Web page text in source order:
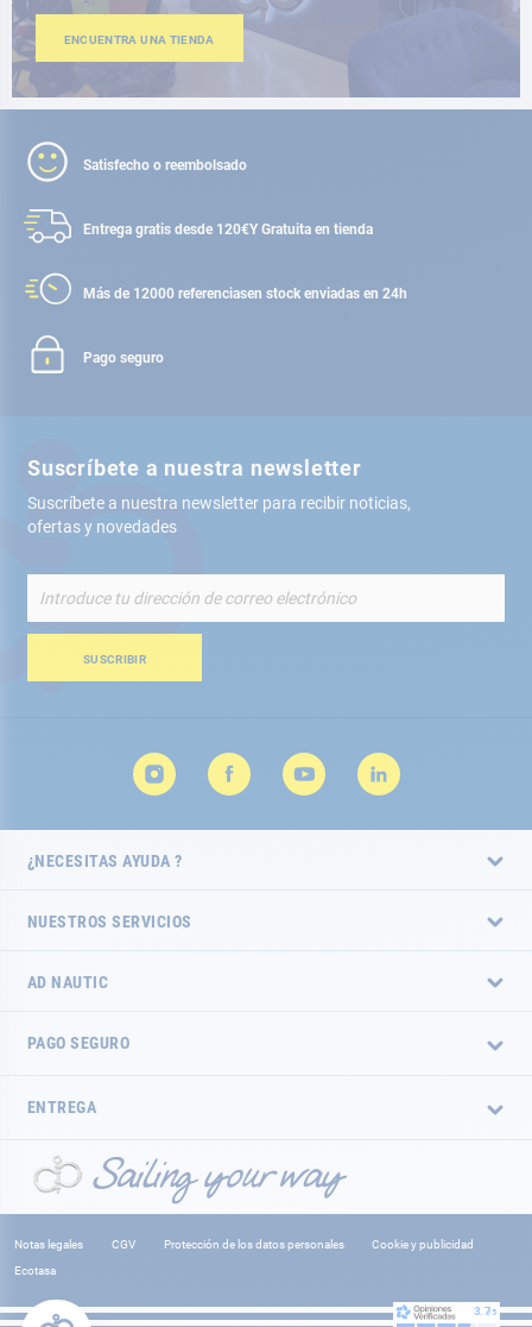
ENCUENTRA UNA TIENDA
Satisfecho o reembolsado
Entrega gratis desde 120€Y Gratuita en tienda
Más de 12000 referenciasen stock enviadas en 24h
Pago seguro
Suscríbete a nuestra newsletter
Suscríbete a nuestra newsletter para recibir noticias,
ofertas y novedades
nuestro
de
SUSCRIBIR
¿NECESITAS AYUDA ?
NUESTROS SERVICIOS
AD NAUTIC
PAGO SEGURO
ENTREGA
Notas legales CGV Protección de los datos personales
Cookie y publicidad
Ecotasa